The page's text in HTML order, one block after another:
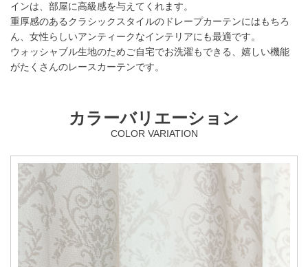
インは、部屋に高級感を与えてくれます。
重厚感のあるクラシックスタイルのドレープカーテンにはもちろ
ん、女性らしいアンティークなインテリアにも最適です。
ウォッシャブル生地のためご自宅でお洗濯もできる、嬉しい機能
がたくさんのレースカーテンです。
カラーバリエーション
COLOR VARIATION